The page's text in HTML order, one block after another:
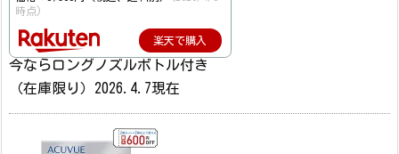
時点)
楽天で購入
今ならロングノズルボトル付き
（在庫限り）2026.4.7現在